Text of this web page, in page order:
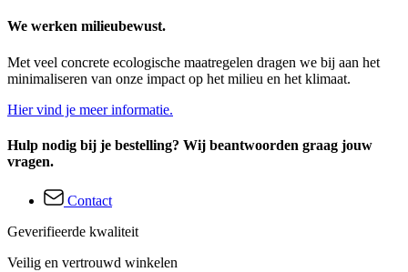
We werken milieubewust.
Met veel concrete ecologische maatregelen dragen we bij aan het
minimaliseren van onze impact op het milieu en het klimaat.
Hier vind je meer informatie.
Hulp nodig bij je bestelling? Wij beantwoorden graag jouw
vragen.
Contact
Geverifieerde kwaliteit
Veilig en vertrouwd winkelen